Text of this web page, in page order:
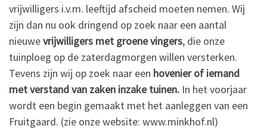
vrijwilligers i.v.m. leeftijd afscheid moeten nemen. Wij
zijn dan nu ook dringend op zoek naar een aantal
nieuwevrijwilligers met groene vingers, die onze
tuinploeg op de zaterdagmorgen willen versterken.
Tevens zijn wij op zoek naar een hovenier of iemand
met verstand van zaken inzake tuinen. In het voorjaar
wordt een begin gemaakt met het aanleggen van een
Fruitgaard. (zie onze website: www.minkhof.nl)